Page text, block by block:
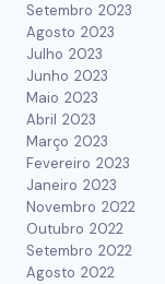
Setembro 2023
Agosto 2023
Julho 2023
Junho 2023
Maio 2023
Abril 2023
Março 2023
Fevereiro 2023
Janeiro 2023
Novembro 2022
Outubro 2022
Setembro 2022
Agosto 2022